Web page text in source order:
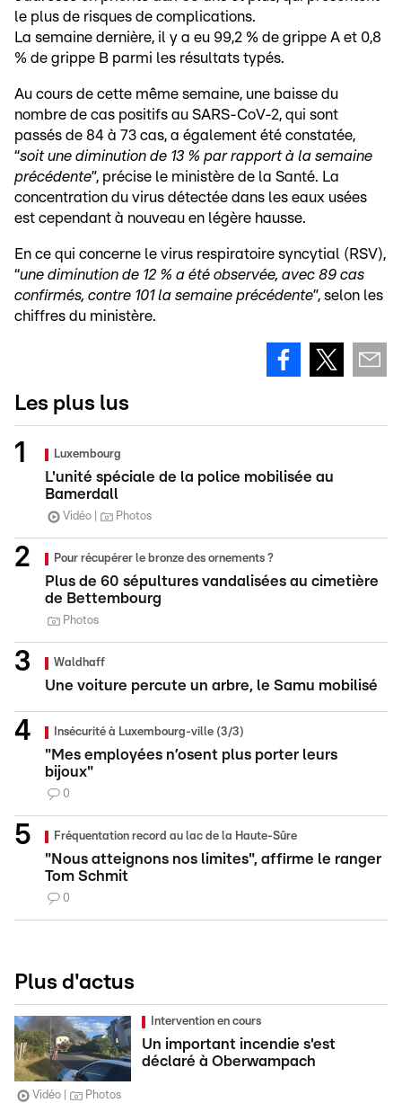
le plus de risques de complications.
La semaine dernière, il y a eu 99,2 % de grippe A et 0,8
% de grippe B parmi les résultats typés.
Au cours de cette même semaine, une baisse du
nombre de cas positifs au SARS-CoV-2, qui sont
passés de 84 à 73 cas, a également été constatée,
“soit une diminution de 13 % par rapport à la semaine
précédente”, précise le ministère de la Santé. La
concentration du virus détectée dans les eaux usées
est cependant à nouveau en légère hausse.
En ce qui concerne le virus respiratoire syncytial (RSV),
“une diminution de 12 % a été observée, avec 89 cas
confirmés, contre 101 la semaine précédente”, selon les
chiffres du ministère.
Les plus lus
Luxembourg
L'unité spéciale de la police mobilisée au
Bamerdall
Vidéo Photos
Pour récupérer le bronze des ornements ?
Plus de 60 sépultures vandalisées au cimetière
de Bettembourg
Photos
Waldhaff
Une voiture percute un arbre, le Samu mobilisé
Insécurité à Luxembourg-ville (3/3)
"Mes employées n’osent plus porter leurs
bijoux"
0
Fréquentation record au lac de la Haute-Sûre
"Nous atteignons nos limites", affirme le ranger
Tom Schmit
0
Plus d'actus
Intervention en cours
Un important incendie s'est
déclaré à Oberwampach
Vidéo Photos